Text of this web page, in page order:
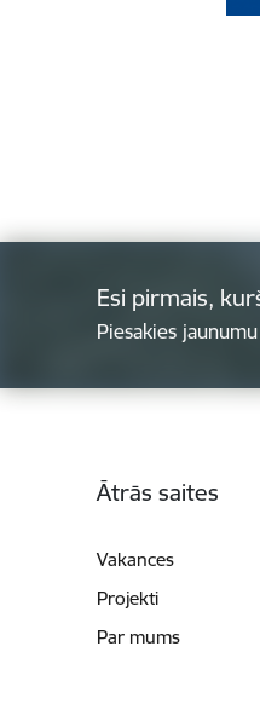
Esi pirmais,
Piesakies
Ātrās saites
Vakances
Projekti
Par mums